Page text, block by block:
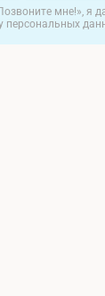
мне!», я
персональных